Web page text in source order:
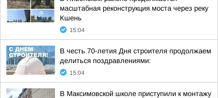
масштабная реконструкция моста через реку
Кшень
15:04
В честь 70-летия Дня строителя продолжаем
делиться поздравлениями:
15:04
В Максимовской школе приступили к монтажу